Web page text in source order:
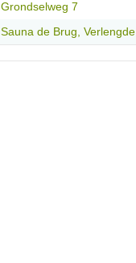
Grondselweg 7
Sauna de Brug, Verlengde